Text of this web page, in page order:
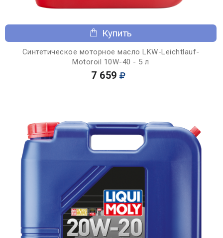
Купить
Синтетическое моторное масло LKW-Leichtlauf-
Motoroil 10W-40 - 5 л
7 659